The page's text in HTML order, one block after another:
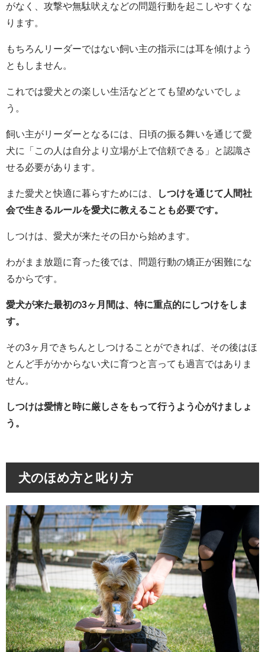
がなく、攻撃や無駄吠えなどの問題行動を起こしやすくな
ります。
もちろんリーダーではない飼い主の指示には耳を傾けよう
ともしません。
これでは愛犬との楽しい生活などとても望めないでしょ
う。
飼い主がリーダーとなるには、日頃の振る舞いを通じて愛
犬に「この人は自分より立場が上で信頼できる」と認識さ
せる必要があります。
また愛犬と快適に暮らすためには、
しつけを通じて人間社
会で生きるルールを愛犬に教えることも必要です。
しつけは、愛犬が来たその日から始めます。
わがまま放題に育った後では、問題行動の矯正が困難にな
るからです。
愛犬が来た最初の3ヶ月間は、特に重点的にしつけをしま
す。
その3ヶ月できちんとしつけることができれば、その後はほ
とんど手がかからない犬に育つと言っても過言ではありま
せん。
しつけは愛情と時に厳しさをもって行うよう心がけましょ
う。
犬のほめ方と叱り方